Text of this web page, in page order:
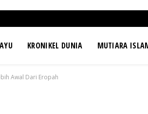
KRONIKEL DUNIA MUTIARA
Awal Dari Eropah